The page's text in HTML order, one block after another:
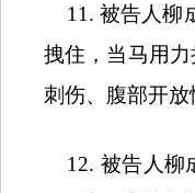
11. 被告人柳
拽住，当马用
刺伤、腹部开
12. 被告人柳